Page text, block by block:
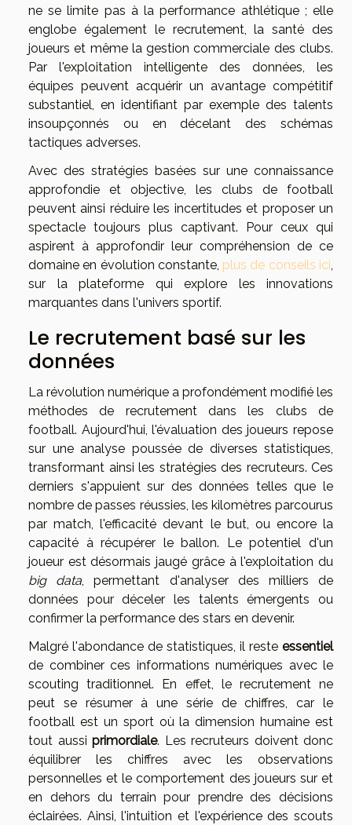
ne se limite pas à la performance athlétique ; elle
englobe également le recrutement, la santé des
joueurs et même la gestion commerciale des clubs.
Par l'exploitation intelligente des données, les
équipes peuvent acquérir un avantage compétitif
substantiel, en identifiant par exemple des talents
insoupçonnés ou en décelant des schémas
tactiques adverses.
Avec des stratégies basées sur une connaissance
approfondie et objective, les clubs de football
peuvent ainsi réduire les incertitudes et proposer un
spectacle toujours plus captivant. Pour ceux qui
aspirent à approfondir leur compréhension de ce
domaine en évolution constante, plus de conseils ici
sur la plateforme qui explore les innovations
marquantes dans l'univers sportif.
Le recrutement basé sur les
données
La révolution numérique a profondément modifié les
méthodes de recrutement dans les clubs de
football. Aujourd'hui, l'évaluation des joueurs repose
sur une analyse poussée de diverses statistiques,
transformant ainsi les stratégies des recruteurs. Ces
derniers s'appuient sur des données telles que le
nombre de passes réussies, les kilomètres parcourus
par match, l'efficacité devant le but, ou encore la
capacité à récupérer le ballon. Le potentiel d'un
joueur est désormais jaugé grâce à l'exploitation du
big data, permettant d'analyser des milliers de
données pour déceler les talents émergents ou
confirmer la performance des stars en devenir.
Malgré l'abondance de statistiques, il reste essentiel
de combiner ces informations numériques avec le
scouting traditionnel. En effet, le recrutement ne
peut se résumer à une série de chiffres, car le
football est un sport où la dimension humaine est
tout aussi primordiale. Les recruteurs doivent donc
équilibrer les chiffres avec les observations
personnelles et le comportement des joueurs sur et
en dehors du terrain pour prendre des décisions
éclairées. Ainsi, l'intuition et l'expérience des scouts